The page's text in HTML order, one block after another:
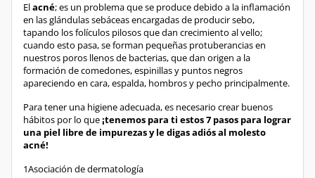
Elacné; es un problema que se produce debido a la inflamación
en las glándulas sebáceas encargadas de producir sebo,
tapando los folículos pilosos que dan crecimiento al vello;
cuando esto pasa, se forman pequeñas protuberancias en
nuestros poros llenos de bacterias, que dan origen a la
formación de comedones, espinillas y puntos negros
apareciendo en cara, espalda, hombros y pecho principalmente.
Para tener una higiene adecuada, es necesario crear buenos
hábitos por lo que¡tenemos para ti estos 7 pasos para lograr
una piel libre de impurezas y le digas adiós al molesto
acné!
1Asociación de dermatología